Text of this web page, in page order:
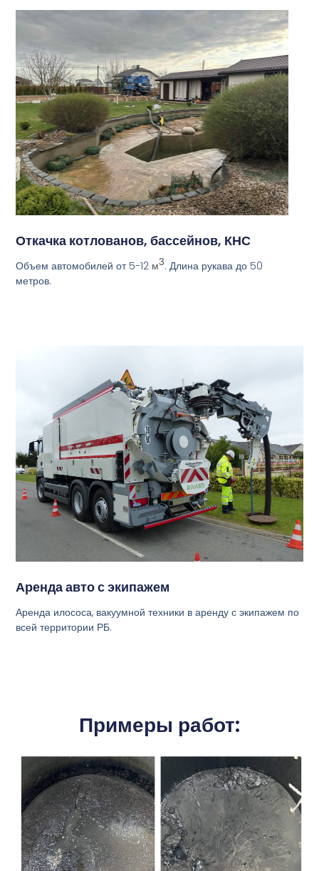
Откачка котлованов, бассейнов, КНС
Объем автомобилей от 5-12 м3. Длина рукава до 50
метров.
Аренда авто с экипажем
Аренда илососа, вакуумной техники в аренду с экипажем по
всей территории РБ.
Примеры работ: